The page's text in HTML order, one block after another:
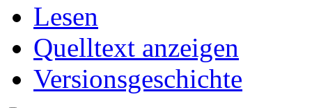
Lesen
Quelltext anzeigen
Versionsgeschichte